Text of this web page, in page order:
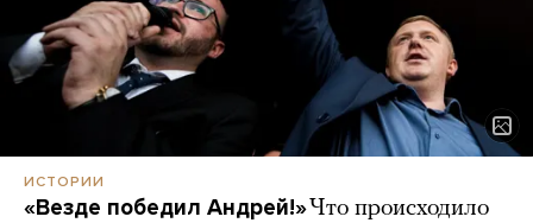
ИСТОРИИ
«Везде победил Андрей!»Что происходило